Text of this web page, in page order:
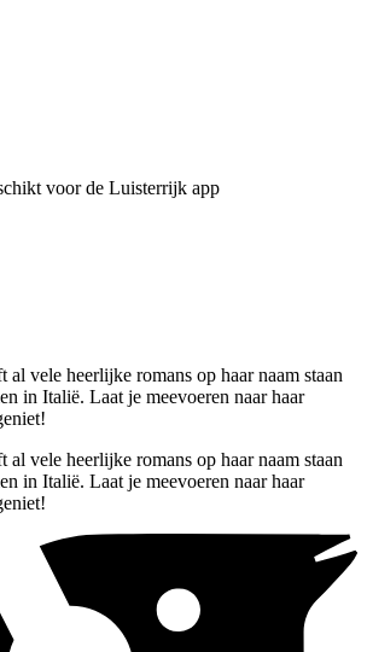
voor de Luisterrijk app
vele heerlijke romans op haar naam staan
in Italië. Laat je meevoeren naar haar
vele heerlijke romans op haar naam staan
in Italië. Laat je meevoeren naar haar